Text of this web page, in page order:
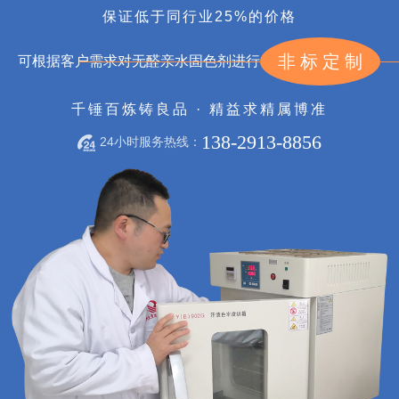
保证低于同行业25%的价格
可根据客户需求对无醛亲水固色剂进行 非标定制
千锤百炼铸良品 · 精益求精属博准
24小时服务热线： 138-2913-8856